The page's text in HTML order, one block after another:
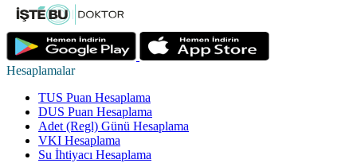
Hesaplamalar
TUS Puan Hesaplama
DUS Puan Hesaplama
Adet (Regl) Günü Hesaplama
VKI Hesaplama
Su İhtiyacı Hesaplama